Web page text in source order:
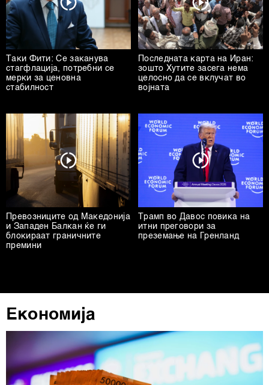
Таки Фити: Се заканува
стагфлација, потребни се
мерки за ценовна
стабилност
Последната карта на Иран:
зошто Хутите засега нема
целосно да се вклучат во
војната
Превозниците од Македонија
и Западен Балкан ќе ги
блокираат граничните
премини
Трамп во Давос повика на
итни преговори за
преземање на Гренланд
Економија